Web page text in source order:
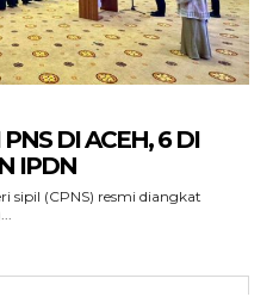
DI ACEH, 6 DI
IPDN
sipil (CPNS) resmi diangkat